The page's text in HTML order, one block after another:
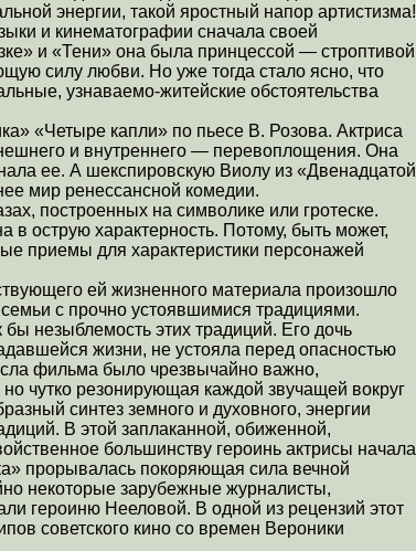
энергии, такой яростный напор артистизма!
и кинематографии сначала своей
и «Тени» она была принцессой — строптивой
силу любви. Но уже тогда стало ясно, что
узнаваемо-житейские обстоятельства
«Четыре капли» по пьесе В. Розова. Актриса
и внутреннего — перевоплощения. Она
ее. А шекспировскую Виолу из «Двенадцатой
мир ренессансной комедии.
построенных на символике или гротеске.
в острую характерность. Потому, быть может,
приемы для характеристики персонажей
ей жизненного материала произошло
с прочно устоявшимися традициями.
незыблемость этих традиций. Его дочь
жизни, не устояла перед опасностью
фильма было чрезвычайно важно,
чутко резонирующая каждой звучащей вокруг
синтез земного и духовного, энергии
В этой заплаканной, обиженной,
большинству героинь актрисы начала
прорывалась покоряющая сила вечной
некоторые зарубежные журналисты,
героиню Нееловой. В одной из рецензий этот
советского кино со времен Вероники